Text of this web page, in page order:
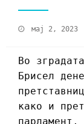
мај 2, 2023
Во
Брисел
како и
парламент,